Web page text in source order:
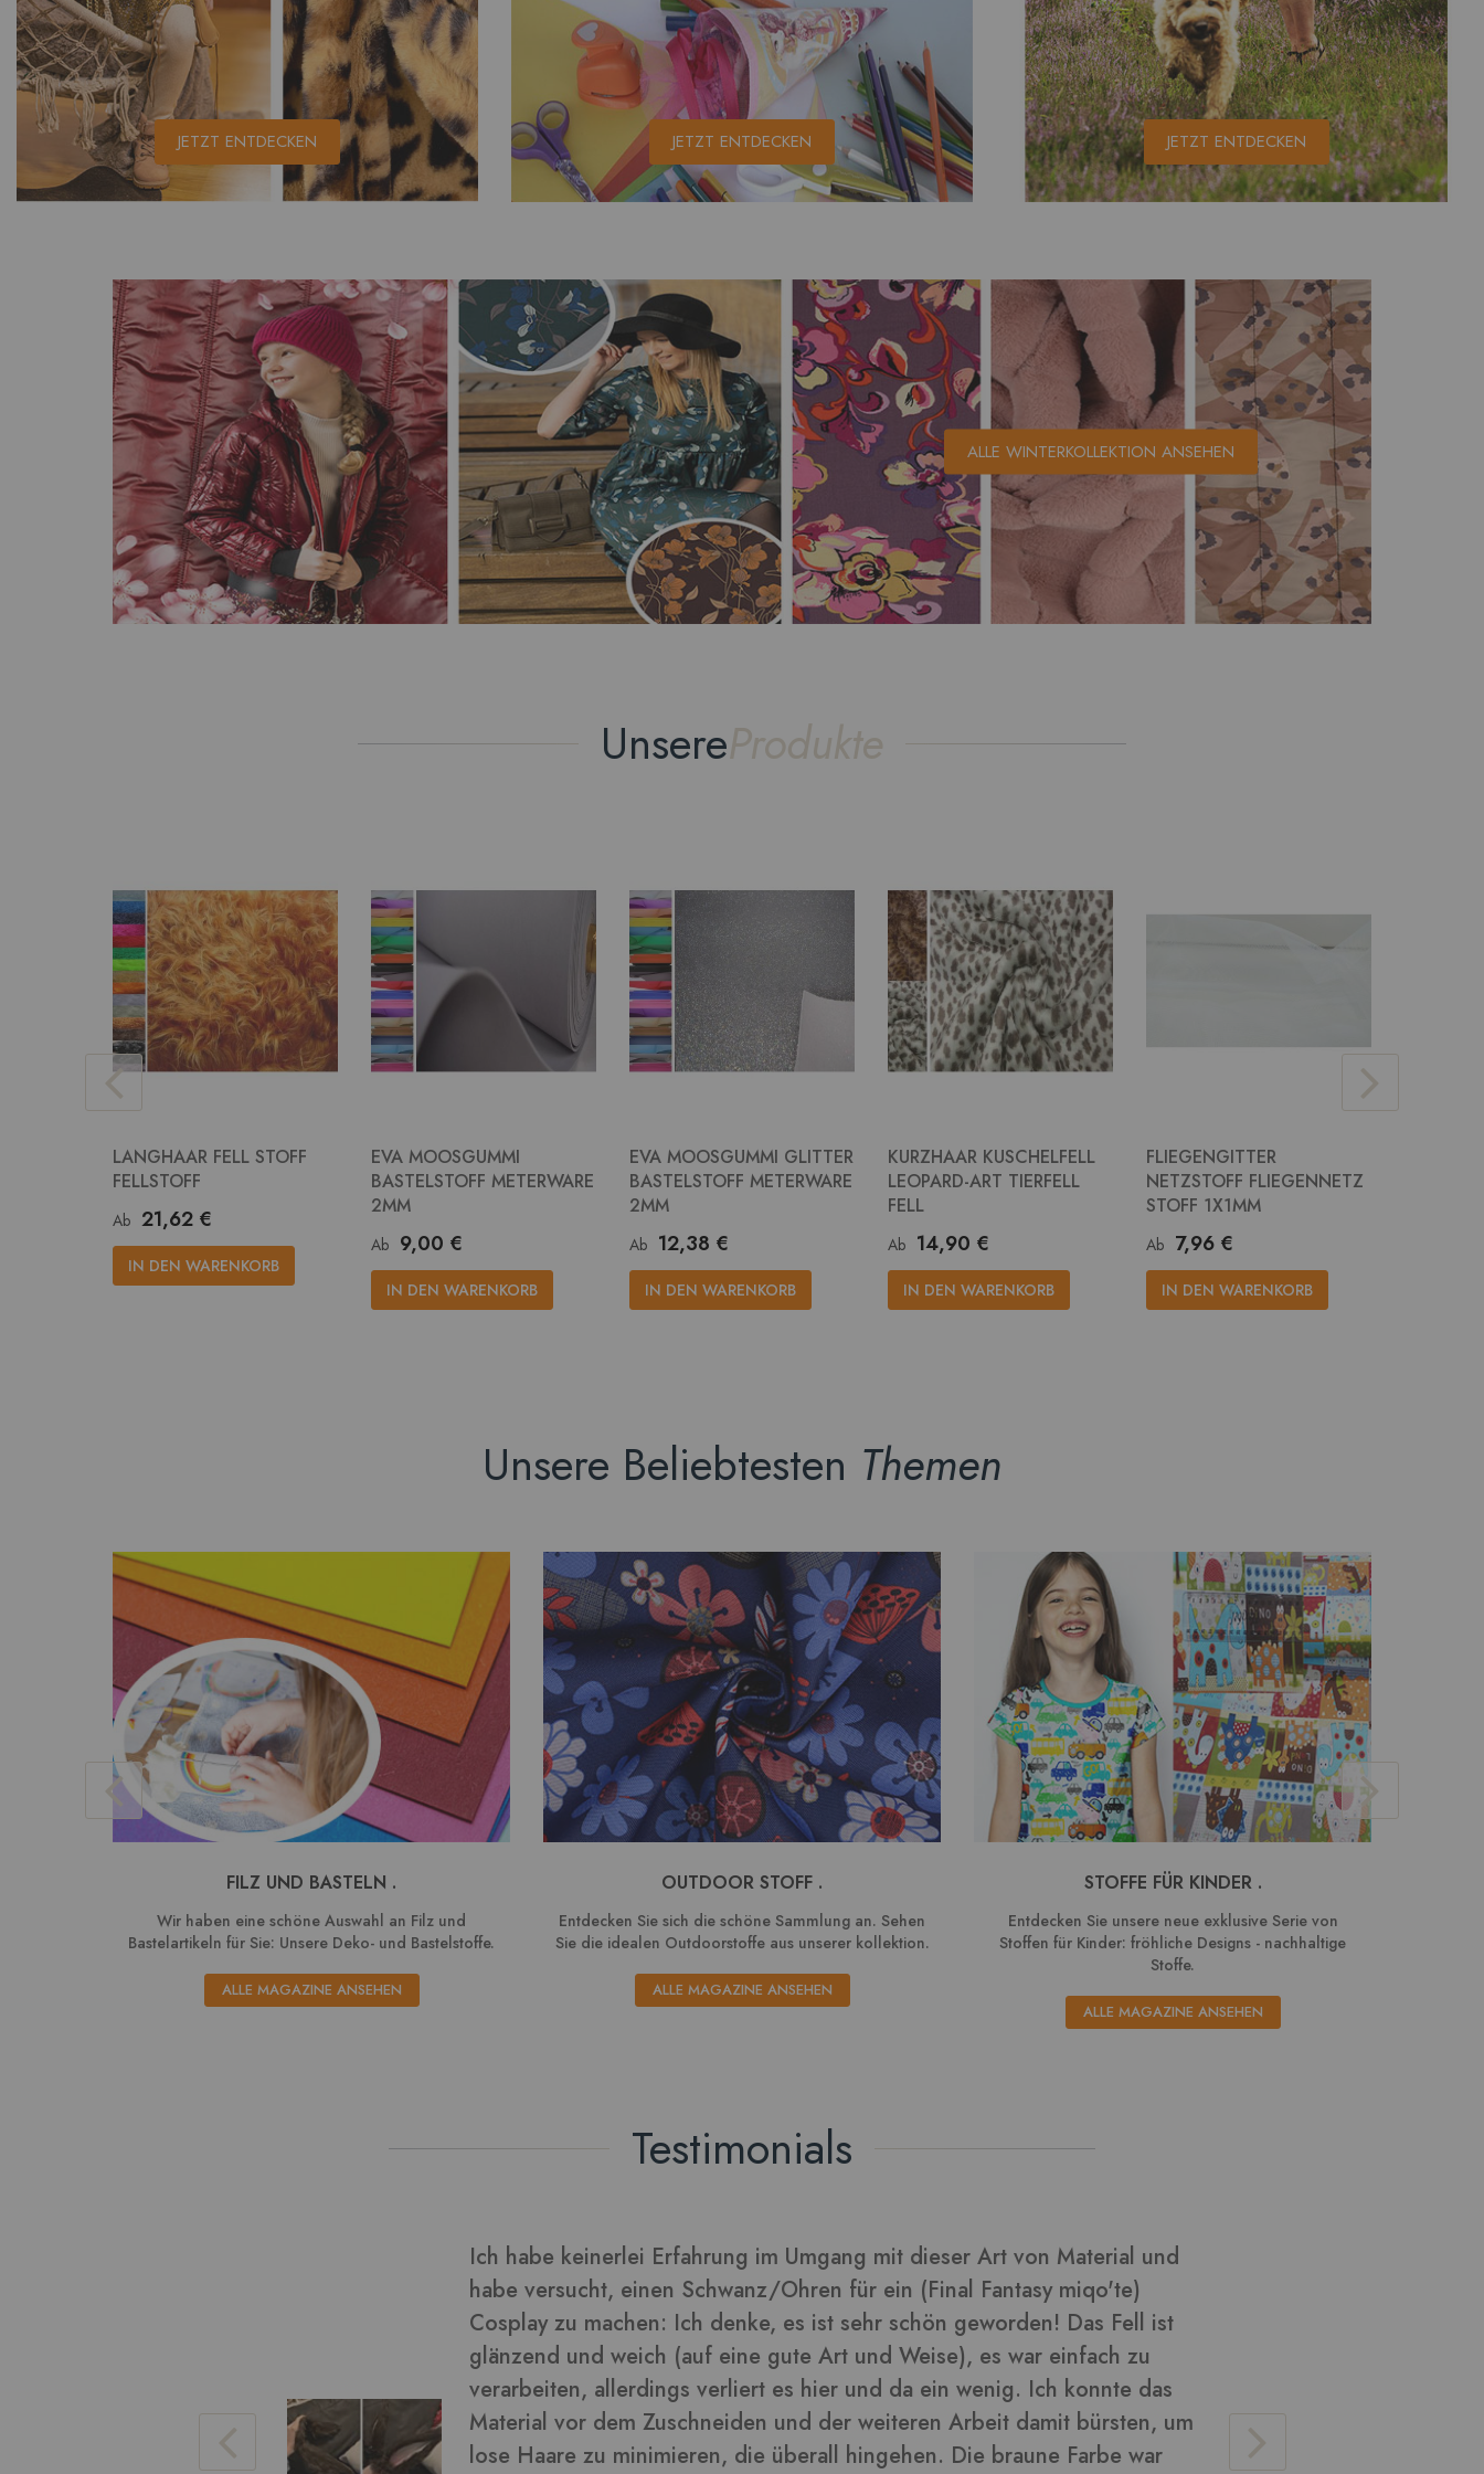
JETZT ENTDECKEN JETZT ENTDECKEN JETZT ENTDECKEN
ALLE WINTERKOLLEKTION ANSEHEN
UnsereProdukte
LANGHAAR FELL STOFF
FELLSTOFF
Ab 21,62 €
IN DEN WARENKORB
EVA MOOSGUMMI
BASTELSTOFF METERWARE
2MM
Ab 9,00 €
IN DEN WARENKORB
EVA MOOSGUMMI GLITTER
BASTELSTOFF METERWARE
2MM
Ab 12,38 €
IN DEN WARENKORB
KURZHAAR KUSCHELFELL
LEOPARD-ART TIERFELL
FELL
Ab 14,90 €
IN DEN WARENKORB
FLIEGENGITTER
NETZSTOFF FLIEGENNETZ
STOFF 1X1MM
Ab 7,96 €
IN DEN WARENKORB
Unsere Beliebtesten Themen
FILZ UND BASTELN .
Wir haben eine schöne Auswahl an Filz und
Bastelartikeln für Sie: Unsere Deko- und Bastelstoffe.
ALLE MAGAZINE ANSEHEN
OUTDOOR STOFF .
Entdecken Sie sich die schöne Sammlung an. Sehen
Sie die idealen Outdoorstoffe aus unserer kollektion.
ALLE MAGAZINE ANSEHEN
STOFFE FÜR KINDER .
Entdecken Sie unsere neue exklusive Serie von
Stoffen für Kinder: fröhliche Designs - nachhaltige
Stoffe.
ALLE MAGAZINE ANSEHEN
Testimonials
Arbeit damit bürsten, um
Die braune Farbe war
Verarbeitet sich gut und die Blätter daraus sehen toll aus ????
Bilder in dieser Rezension
Vera-Kunden